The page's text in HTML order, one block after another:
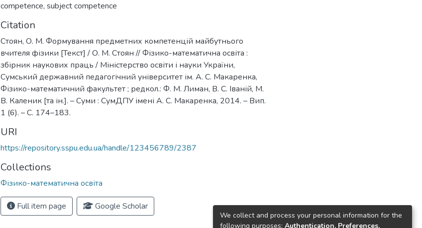
competence, subject competence
Citation
Стоян, О. М. Формування предметних компетенцій майбутнього
вчителя фізики [Текст] / О. М. Стоян // Фізико-математична освіта :
збірник наукових праць / Міністерство освіти і науки України,
Сумський державний педагогічний університет ім. А. С. Макаренка,
Фізико-математичний факультет ; редкол.: Ф. М. Лиман, В. С. Іваній, М.
В. Каленик [та ін.]. – Суми : СумДПУ імені А. С. Макаренка, 2014. – Вип.
1 (6). – С. 174–183.
URI
https://repository.sspu.edu.ua/handle/123456789/2387
Collections
Фізико-математична освіта
Full item page Google Scholar
We collect and process your personal information for the
following purposes: Authentication, Preferences,